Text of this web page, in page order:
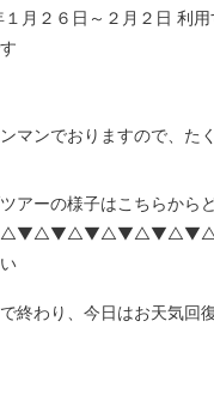
月２６日～２月２日 利用
マンでおりますので、た
アーの様子はこちらから
終わり、今日はお天気回